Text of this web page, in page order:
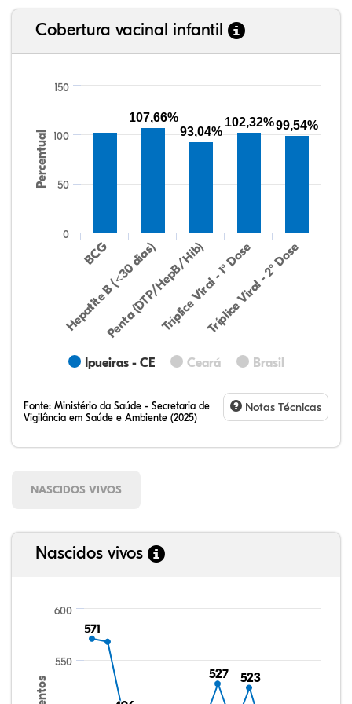
Cobertura vacinal infantil
Percentual
Ipueiras - CE Ceará Brasil
BCG
Hepatite B (<30 dias)
Penta (DTP/HepB/Hib)Tríplice Viral - 1° Dose
Tríplice Viral - 2° Dose
0
50
100
150
107,66%
93,04%
102,32%99,54%
Fonte: Ministério da Saúde - Secretaria de
Vigilância em Saúde e Ambiente (2025)
Notas Técnicas
NASCIDOS VIVOS
Nascidos vivos
571
571
527
527 523
523
550
600